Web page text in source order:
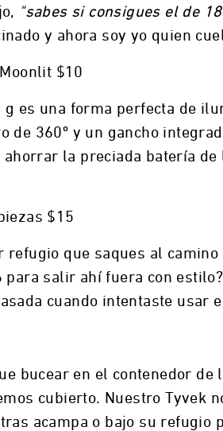
"sabes si consigues el de
y ahora soy yo quien
$10
g es una forma perfecta de
de 360º y un gancho
la preciada batería
$15
que saques al
para salir ahí fuera con
cuando intentaste usar
bucear en el contenedor de
cubierto. Nuestro Tyvek
acampa o bajo su